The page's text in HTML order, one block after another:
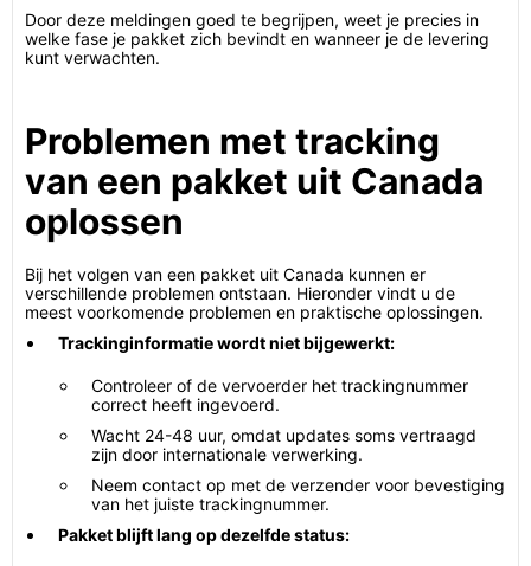
Door deze meldingen goed te begrijpen, weet je precies in
welke fase je pakket zich bevindt en wanneer je de levering
kunt verwachten.
Problemen met tracking
van een pakket uit Canada
oplossen
Bij het volgen van een pakket uit Canada kunnen er
verschillende problemen ontstaan. Hieronder vindt u de
meest voorkomende problemen en praktische oplossingen.
Trackinginformatie wordt niet bijgewerkt:
Controleer of de vervoerder het trackingnummer
correct heeft ingevoerd.
Wacht 24-48 uur, omdat updates soms vertraagd
zijn door internationale verwerking.
Neem contact op met de verzender voor bevestiging
van het juiste trackingnummer.
Pakket blijft lang op dezelfde status: